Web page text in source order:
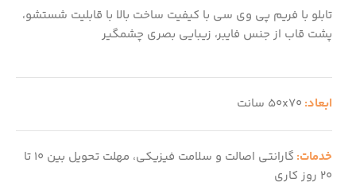
تابلو با فریم پی وی سی با کیفیت ساخت بالا با قابلیت شستشو،
پشت قاب از جنس فایبر، زیبایی بصری چشمگیر
ابعاد: 50x70 سانت
خدمات:
گارانتی اصالت و سلامت فیزیکی، مهلت تحویل بین 10 تا
20 روز کاری